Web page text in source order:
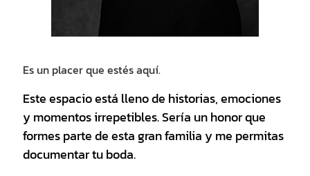
Es un placer que estés aquí.
Este espacio está lleno de historias, emociones
y momentos irrepetibles. Sería un honor que
formes parte de esta gran familia y me permitas
documentar tu boda.